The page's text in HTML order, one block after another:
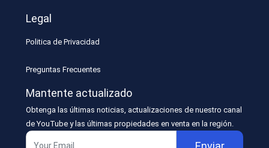
Legal
Politica de Privacidad
Preguntas Frecuentes
Mantente actualizado
Obtenga las últimas noticias, actualizaciones de nuestro canal
de YouTube y las últimas propiedades en venta en la región.